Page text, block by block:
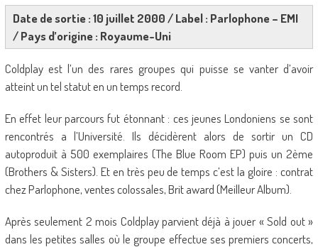
Date de sortie : 10 juillet 2000 / Label : Parlophone – EMI
/ Pays d’origine : Royaume-Uni
Coldplay est l’un des rares groupes qui puisse se vanter d’avoir
atteint un tel statut en un temps record.
En effet leur parcours fut étonnant : ces jeunes Londoniens se sont
rencontrés a l’Université. Ils décidèrent alors de sortir un CD
autoproduit à 500 exemplaires (The Blue Room EP) puis un 2ème
(Brothers & Sisters). Et en très peu de temps c’est la gloire : contrat
chez Parlophone, ventes colossales, Brit award (Meilleur Album).
Après seulement 2 mois Coldplay parvient déjà à jouer « Sold out »
dans les petites salles où le groupe effectue ses premiers concerts,